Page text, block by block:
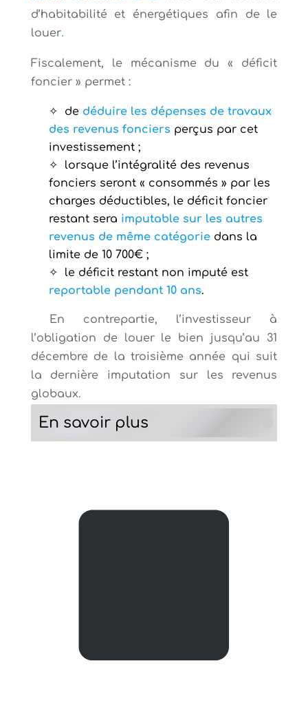
d’habitabilité et énergétiques afin de le
louer.
Fiscalement, le mécanisme du « déficit
foncier » permet :
de déduire les dépenses de travaux
des revenus fonciers perçus par cet
investissement ;
lorsque l’intégralité des revenus
fonciers seront « consommés » par les
charges déductibles, le déficit foncier
restant sera imputable sur les autres
revenus de même catégoriedans la
limite de 10 700€ ;
le déficit restant non imputé est
reportable pendant 10 ans.
En contrepartie, l’investisseur à
l’obligation de louer le bien jusqu’au 31
décembre de la troisième année qui suit
la dernière imputation sur les revenus
globaux.
En savoir plus